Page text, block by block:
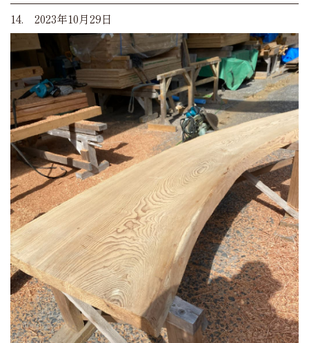
14. 2023年10月29日